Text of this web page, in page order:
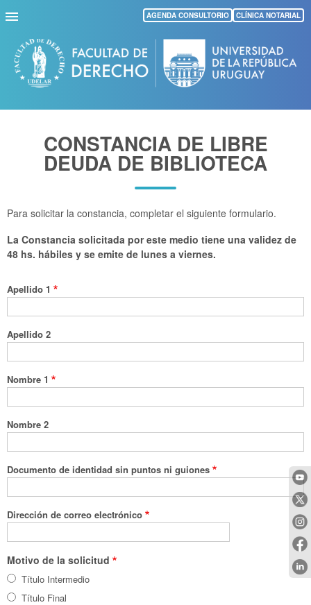
Pasar
al
contenido
principal
AGENDA CONSULTORIO CLÍNICA NOTARIAL
CONSTANCIA DE LIBRE
DEUDA DE BIBLIOTECA
Para solicitar la constancia, completar el siguiente formulario.
La Constancia solicitada por este medio tiene una validez de
48 hs. hábiles y se emite de lunes a viernes.
Apellido 1
Apellido 2
Nombre 1
Nombre 2
Documento de identidad sin puntos ni guiones
Dirección de correo electrónico
Motivo de la solicitud
Título Intermedio
Título Final